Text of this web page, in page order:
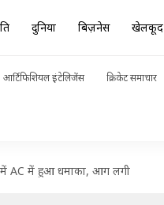
दुनिया बिज़नेस खेलकूद
आर्टिफिशियल इंटेलिजेंस क्रिकेट समाचार
में AC में हुआ धमाका, आग लगी